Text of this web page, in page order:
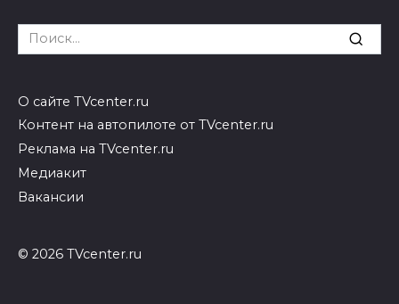
Search
for:
О сайте TVcenter.ru
Контент на автопилоте от TVcenter.ru
Реклама на TVcenter.ru
Медиакит
Вакансии
© 2026 TVcenter.ru